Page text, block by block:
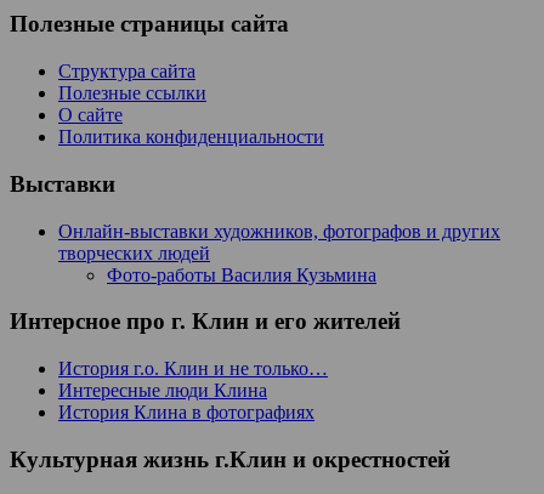
Полезные страницы сайта
Структура сайта
Полезные ссылки
О сайте
Политика конфиденциальности
Выставки
Онлайн-выставки художников, фотографов и других
творческих людей
Фото-работы Василия Кузьмина
Интерсное про г. Клин и его жителей
История г.о. Клин и не только…
Интересные люди Клина
История Клина в фотографиях
Культурная жизнь г.Клин и окрестностей